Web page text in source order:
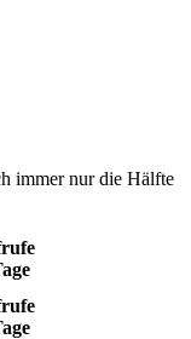
immer nur die Hälfte